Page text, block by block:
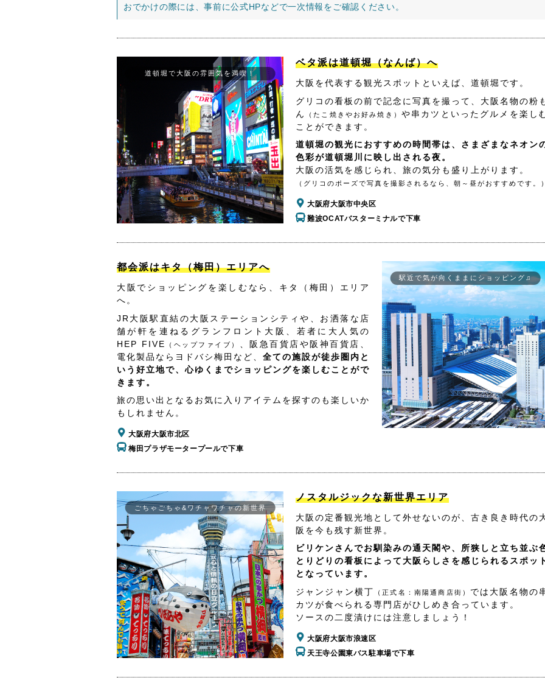
おでかけの際には、事前に公式HPなどで一次情報をご確認ください。
道頓堀で大阪の雰囲気を満喫！
ベタ派は道頓堀（なんば）へ
大阪を代表する観光スポットといえば、道頓堀です。
グリコの看板の前で記念に写真を撮って、大阪名物の粉
ん
（たこ焼きやお好み焼き） や串カツといったグルメを楽し
ことができます。
道頓堀の観光におすすめの時間帯は、さまざまなネオン
色彩が道頓堀川に映し出される夜。
大阪の活気を感じられ、旅の気分も盛り上がります。
（グリコのポーズで写真を撮影されるなら、朝～昼がおすすめです。
大阪府大阪市中央区
難波OCATバスターミナルで下車
都会派はキタ（梅田）エリアへ
大阪でショッピングを楽しむなら、キタ（梅田）エリア
へ。
JR大阪駅直結の大阪ステーションシティや、お洒落な店
舗が軒を連ねるグランフロント大阪、若者に大人気の
HEP FIVE
（ヘップファイブ）
、阪急百貨店や阪神百貨店、
電化製品ならヨドバシ梅田など、 全ての施設が徒歩圏内と
いう好立地で、心ゆくまでショッピングを楽しむことがで
きます。
旅の思い出となるお気に入りアイテムを探すのも楽しいか
もしれません。
大阪府大阪市北区
梅田プラザモータープールで下車
駅近で気が向くままにショッピング♫
ごちゃごちゃ&ワチャワチャの新世界
ノスタルジックな新世界エリア
大阪の定番観光地として外せないのが、古き良き時代の
阪を今も残す新世界。
ビリケンさんでお馴染みの通天閣や、所狭しと立ち並ぶ
とりどりの看板によって大阪らしさを感じられるスポッ
となっています。
ジャンジャン横丁
（正式名：南陽通商店街） では大阪名物の
カツが食べられる専門店がひしめき合っています。
ソースの二度漬けには注意しましょう！
大阪府大阪市浪速区
天王寺公園東バス駐車場で下車